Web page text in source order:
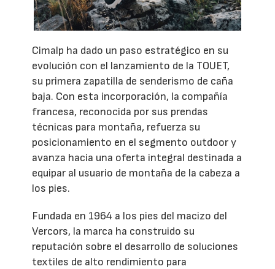
Cimalp ha dado un paso estratégico en su
evolución con el lanzamiento de la TOUET,
su primera zapatilla de senderismo de caña
baja. Con esta incorporación, la compañía
francesa, reconocida por sus prendas
técnicas para montaña, refuerza su
posicionamiento en el segmento outdoor y
avanza hacia una oferta integral destinada a
equipar al usuario de montaña de la cabeza a
los pies.
Fundada en 1964 a los pies del macizo del
Vercors, la marca ha construido su
reputación sobre el desarrollo de soluciones
textiles de alto rendimiento para